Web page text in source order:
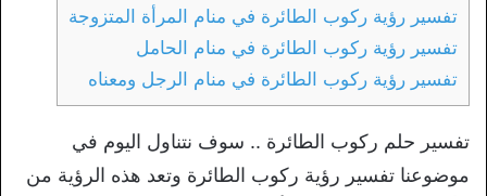
تفسير رؤية ركوب الطائرة في منام المرأة المتزوجة
تفسير رؤية ركوب الطائرة في منام الحامل
تفسير رؤية ركوب الطائرة في منام الرجل ومعناه
تفسير حلم ركوب الطائرة .. سوف نتناول اليوم في
موضوعنا تفسير رؤية ركوب الطائرة وتعد هذه الرؤية من